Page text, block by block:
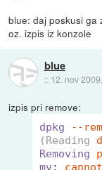
blue: daj poskusi ga
oz. izpis iz konzole
blue
:: 12. nov
izpis pri remove:
dpkg
--
(Reading
Removing